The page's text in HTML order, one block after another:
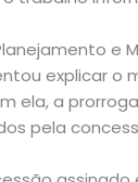
e
explicar
ela, a
pela